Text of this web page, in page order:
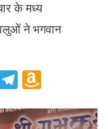
के मध्य
ने भगवान
Telegram
List